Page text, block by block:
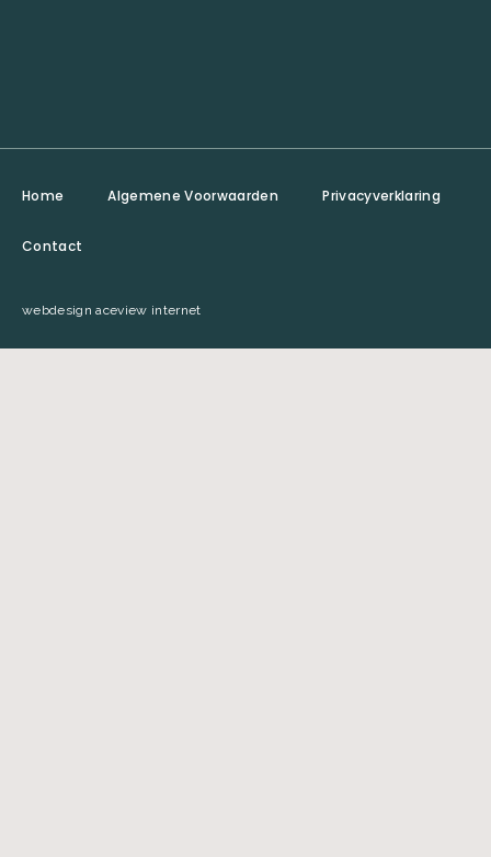
webdesign aceview internet
Home Algemene Voorwaarden Privacyverklaring
Contact